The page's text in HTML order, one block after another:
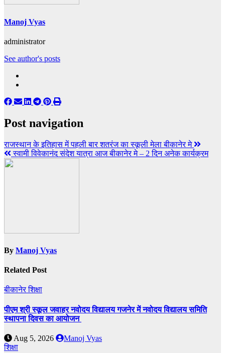
Manoj Vyas
administrator
See author's posts
Post navigation
राजस्थान के इतिहास में पहली बार शतरंज का स्कूली मेला बीकानेर मे
स्वामी विवेकानंद संदेश यात्रा आज बीकानेर मे – 2 दिन अनेक कार्यक्रम
By Manoj Vyas
Related Post
बीकानेरशिक्षा
पीएम श्री स्कूल जवाहर नवोदय विद्यालय गजनेर में नवोदय विद्यालय समिति
स्थापना दिवस का आयोजन
Aug 5, 2026
Manoj Vyas
शिक्षा